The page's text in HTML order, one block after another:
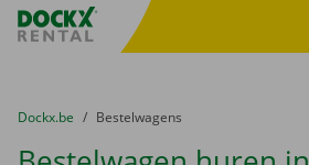
Fratello DEMO
U bevindt zich hier:
van
Dockx.be naar
Bestelwagens